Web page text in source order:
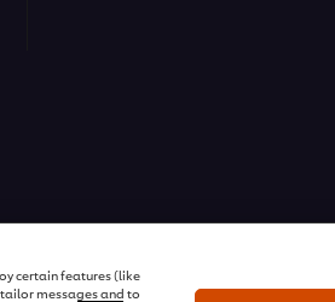
certain features (like
messages and to